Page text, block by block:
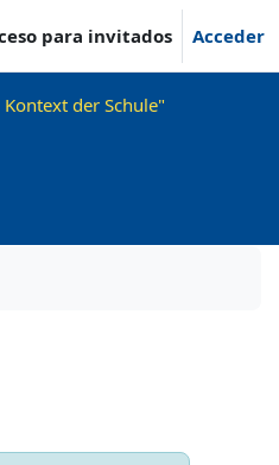
para invitados Acceder
der Schule"